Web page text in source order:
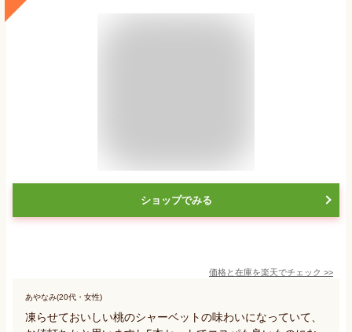
ショップでみる
価格と在庫を楽天でチェック >>
あやなみ(20代・女性)
凍らせておいしい桃のシャーベットの味わいになっていて、